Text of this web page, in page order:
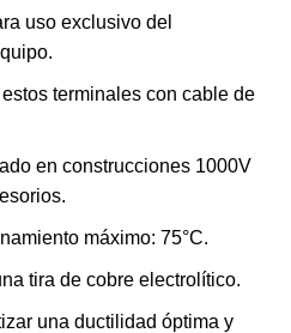
uso exclusivo del
terminales con cable de
en construcciones 1000V
máximo: 75°C.
tira de cobre electrolítico.
una ductilidad óptima y